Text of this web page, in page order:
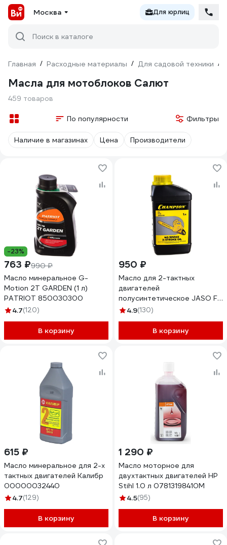
Москва Для юрлиц
Поиск в каталоге
Главная / Расходные материалы / Для садовой техники /
Масла для мотоблоков Салют
459 товаров
По популярности Фильтры
Наличие в магазинах Цена Производители
-23%
763 ₽990 ₽
Масло минеральное G-
Motion 2Т GARDEN (1 л)
PATRIOT 850030300
4.7(120)
В корзину
950 ₽
Масло для 2-тактных
двигателей
полусинтетическое JASO FD
1 л Champion 952830
4.9(130)
В корзину
615 ₽
Масло минеральное для 2-х
тактных двигателей Калибр
00000032440
4.7(129)
В корзину
1 290 ₽
Масло моторное для
двухтактных двигателей НР
Stihl 1.0 л 07813198410M
4.5(95)
В корзину